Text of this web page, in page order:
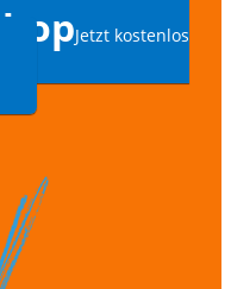
Jetzt kostenlos